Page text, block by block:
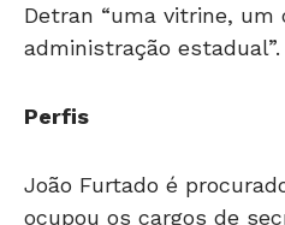
Detran “uma vitrine, um
administração estadual”.
Perfis
João Furtado é
ocupou os cargos de